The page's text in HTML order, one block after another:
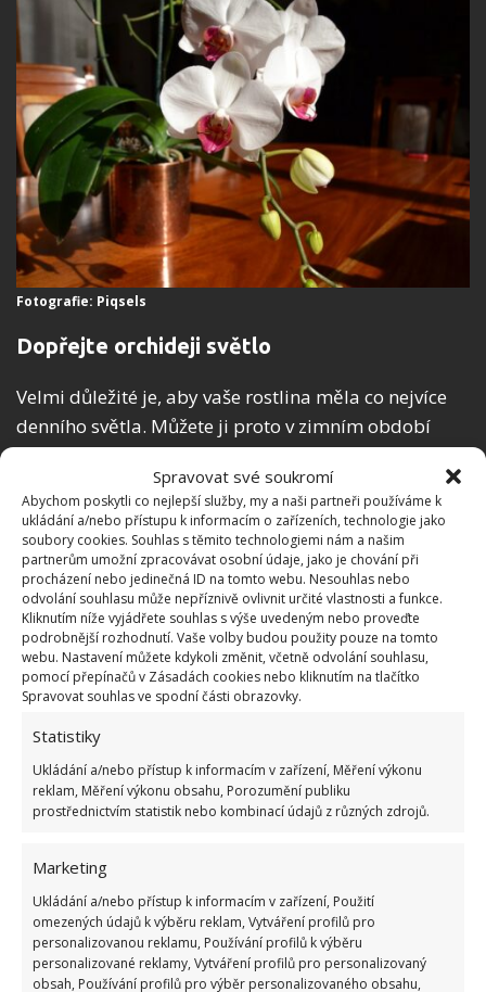
Spravovat své soukromí
Abychom poskytli co nejlepší služby, my a naši partneři používáme k
ukládání a/nebo přístupu k informacím o zařízeních, technologie jako
soubory cookies. Souhlas s těmito technologiemi nám a našim
partnerům umožní zpracovávat osobní údaje, jako je chování při
procházení nebo jedinečná ID na tomto webu. Nesouhlas nebo
odvolání souhlasu může nepříznivě ovlivnit určité vlastnosti a funkce.
Kliknutím níže vyjádřete souhlas s výše uvedeným nebo proveďte
podrobnější rozhodnutí. Vaše volby budou použity pouze na tomto
webu. Nastavení můžete kdykoli změnit, včetně odvolání souhlasu,
pomocí přepínačů v Zásadách cookies nebo kliknutím na tlačítko
Spravovat souhlas ve spodní části obrazovky.
Statistiky
Ukládání a/nebo přístup k informacím v zařízení, Měření výkonu
reklam, Měření výkonu obsahu, Porozumění publiku
prostřednictvím statistik nebo kombinací údajů z různých zdrojů.
Marketing
Ukládání a/nebo přístup k informacím v zařízení, Použití
omezených údajů k výběru reklam, Vytváření profilů pro
personalizovanou reklamu, Používání profilů k výběru
personalizované reklamy, Vytváření profilů pro personalizovaný
obsah, Používání profilů pro výběr personalizovaného obsahu,
Fotografie: Piqsels
Dopřejte orchideji světlo
Velmi důležité je, aby vaše rostlina měla co nejvíce
denního světla. Můžete ji proto v zimním období
umístit na jižní nebozápadní parapet, kde bývá
nejvíce. V tomto období nehrozí, že
by ostré světlo spálilo listy orchideje. V létě ale
květináč z tohoto místa odstraňte.
Vlhkost vzduchu
Vytápěním v domácnosti často dochází k vysušování
vzduchu. To je pro orchidej úplná noční můra.
Abyste orchideji dopřáli vlhkost, můžete si pořídit
zvlhčovač vzduchu nebo zavěsit speciální zvlhčovače
na radiátory,
přemístit ji do koupelny, pokud tam
bude mít přísun přirozeného světla,
rozprašovačem pravidelně kropit její listy nebo
vyrobit skleník.
Zdroj:GardeningKnowHow